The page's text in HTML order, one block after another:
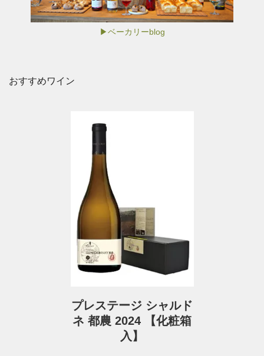
▶ベーカリーblog
おすすめワイン
プレステージ シャルド
ネ 都農 2024 【化粧箱
入】